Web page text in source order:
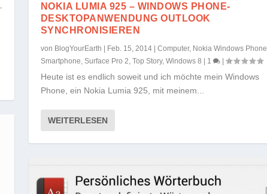
,
NOKIA LUMIA 925 – WINDOWS PHONE-
DESKTOPANWENDUNG OUTLOOK
SYNCHRONISIEREN
von BlogYourEarth | Feb. 15, 2014| Computer, Nokia Windows Phone
Smartphone, Surface Pro 2, Top Story, Windows 8 | 1 |
Heute ist es endlich soweit und ich möchte mein Windows
Phone, ein Nokia Lumia 925, mit meinem...
WEITERLESEN